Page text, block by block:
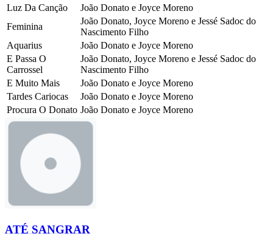
Luz Da Canção
João Donato e Joyce Moreno
Feminina
João Donato, Joyce Moreno e Jessé Sadoc do
Nascimento Filho
Aquarius
João Donato e Joyce Moreno
E Passa O
Carrossel
João Donato, Joyce Moreno e Jessé Sadoc do
Nascimento Filho
E Muito Mais
João Donato e Joyce Moreno
Tardes Cariocas
João Donato e Joyce Moreno
Procura O Donato João Donato e Joyce Moreno
ATÉ SANGRAR